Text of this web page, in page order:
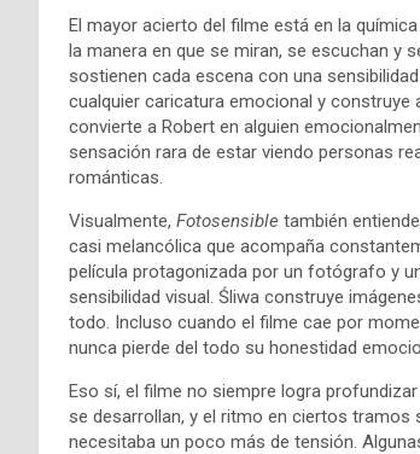
El mayor acierto del filme está en la
la manera en que se miran, se escuchan y
sostienen cada escena con una
cualquier caricatura emocional y construye
convierte a Robert en alguien
sensación rara de estar viendo personas
románticas.
Visualmente, Fotosensible también
casi melancólica que acompaña
película protagonizada por un fotógrafo y
sensibilidad visual. Śliwa construye
todo. Incluso cuando el filme cae por
nunca pierde del todo su honestidad
Eso sí, el filme no siempre logra
se desarrollan, y el ritmo en ciertos
necesitaba un poco más de tensión.